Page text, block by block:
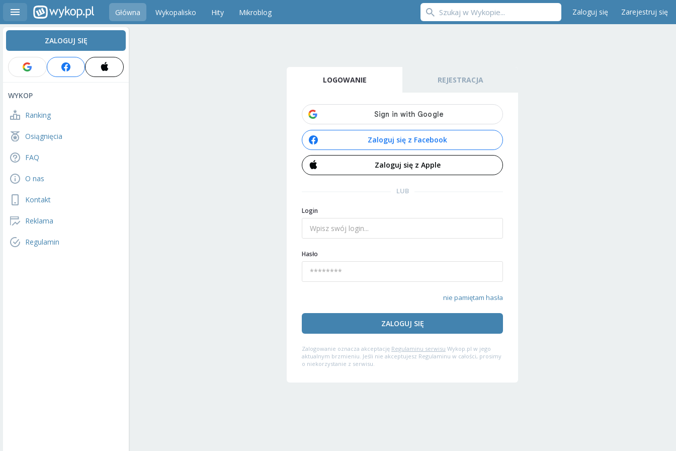
Główna Wykopalisko Hity Mikroblog Zaloguj się Zarejestruj się
ZALOGUJ SIĘ
WYKOP
Ranking
Osiągnięcia
FAQ
O nas
Kontakt
Reklama
Regulamin
LOGOWANIE REJESTRACJA
Zaloguj się z Facebook
Zaloguj się z Apple
LUB
Login
Hasło
nie pamiętam hasła
ZALOGUJ SIĘ
Zalogowanie oznacza akceptację Regulaminu serwisu Wykop.pl w jego
aktualnym brzmieniu. Jeśli nie akceptujesz Regulaminu w całości, prosimy
o niekorzystanie z serwisu.